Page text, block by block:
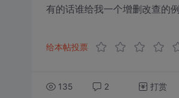
有的话谁给我一个增删改查的
给本帖投票
135 2 打赏